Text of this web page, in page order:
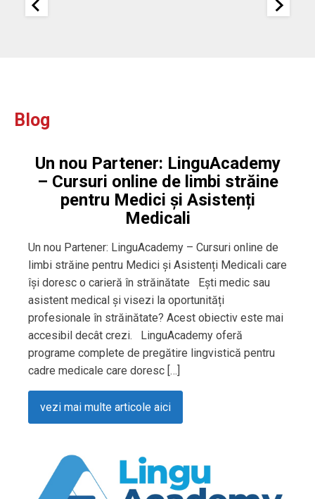
Blog
Un nou Partener: LinguAcademy
– Cursuri online de limbi străine
pentru Medici și Asistenți
Medicali
Un nou Partener: LinguAcademy – Cursuri online de
limbi străine pentru Medici și Asistenți Medicali care
își doresc o carieră în străinătate Ești medic sau
asistent medical și visezi la oportunități
profesionale în străinătate? Acest obiectiv este mai
accesibil decât crezi. LinguAcademy oferă
programe complete de pregătire lingvistică pentru
cadre medicale care doresc […]
vezi mai multe articole aici